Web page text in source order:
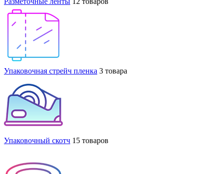
Упаковочная стрейч пленка 3 товара
Упаковочный скотч 15 товаров